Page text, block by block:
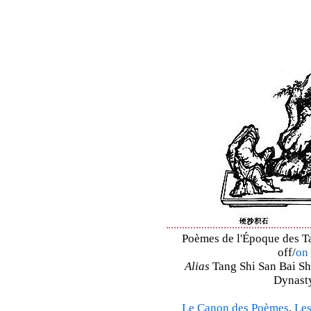
Poèmes de l'Époque des
off/on
Alias Tang Shi San Bai
Le Canon des Poèmes,